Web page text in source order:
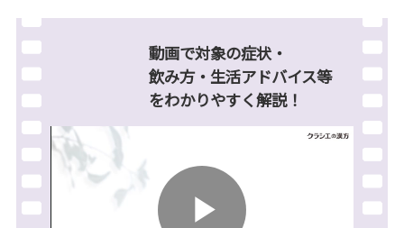
動画で対象の症状・
飲み方・生活アドバイス等
をわかりやすく解説！